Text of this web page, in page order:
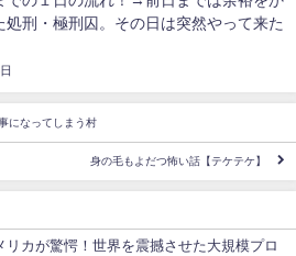
処刑・極刑囚。その日は突然やって来た
になってしまう村
身の毛もよだつ怖い話【テケテケ】
リカが驚愕！世界を震撼させた大規模プロ